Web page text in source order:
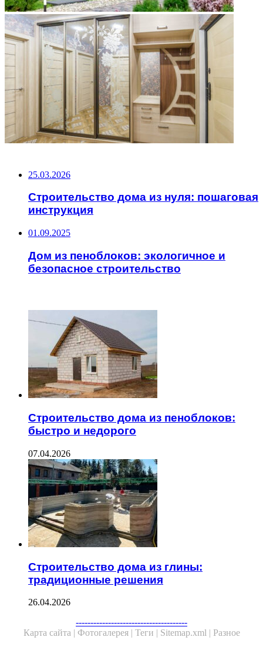
25.03.2026
Строительство дома из нуля: пошаговая
инструкция
01.09.2025
Дом из пеноблоков: экологичное и
безопасное строительство
Строительство дома из пеноблоков:
быстро и недорого
07.04.2026
Строительство дома из глины:
традиционные решения
26.04.2026
--------------------------------------
Карта сайта | Фотогалерея | Теги | Sitemap.xml | Разное